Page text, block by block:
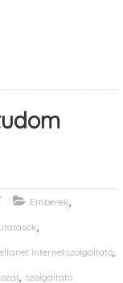
Emberek,
,
Internetszolgáltató,
, szolgáltató